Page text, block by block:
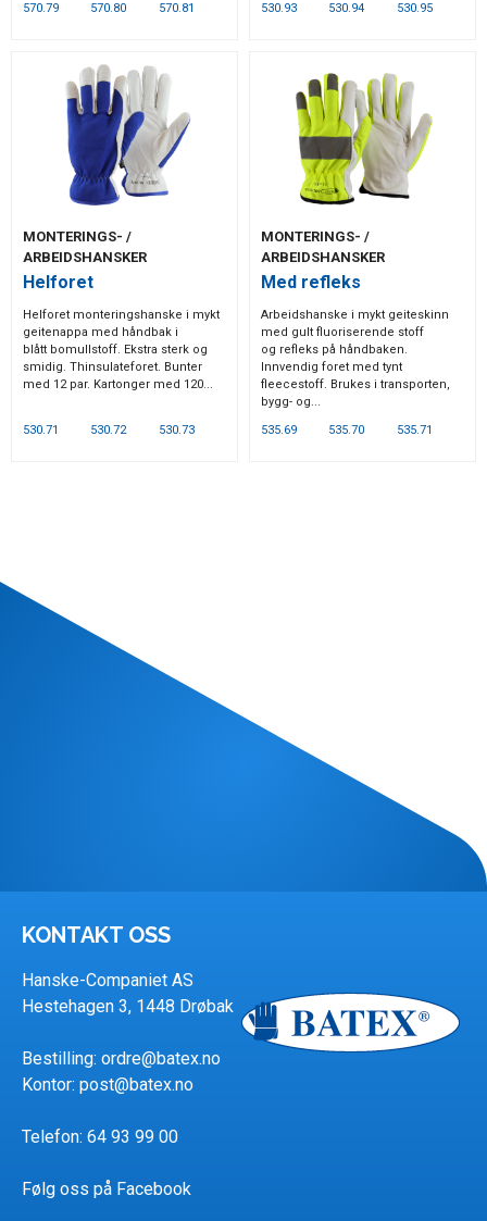
570.79
570.80 570.81 530.93 530.94 530.95
MONTERINGS- /
ARBEIDSHANSKER
Helforet
Helforet monteringshanske i mykt
geitenappa med håndbak i
blått bomullstoff. Ekstra sterk og
smidig. Thinsulateforet. Bunter
med 12 par. Kartonger med 120...
530.71 530.72 530.73
MONTERINGS- /
ARBEIDSHANSKER
Med refleks
Arbeidshanske i mykt geiteskinn
med gult fluoriserende stoff
og refleks på håndbaken.
Innvendig foret med tynt
fleecestoff. Brukes i transporten,
bygg- og...
535.69
535.70 535.71
KONTAKT OSS
Hanske-Companiet AS
Hestehagen 3, 1448 Drøbak
Bestilling: ordre@batex.no
Kontor: post@batex.no
Telefon: 64 93 99 00
Følg oss på Facebook